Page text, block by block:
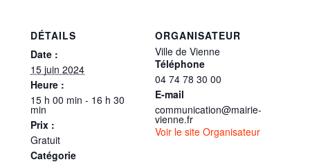
DÉTAILS
Date :
15 juin 2024
Heure :
15 h 00 min - 16 h 30
min
Prix :
Gratuit
Catégorie
ORGANISATEUR
Ville de Vienne
Téléphone
04 74 78 30 00
E-mail
communication@mairie-
vienne.fr
Voir le site Organisateur